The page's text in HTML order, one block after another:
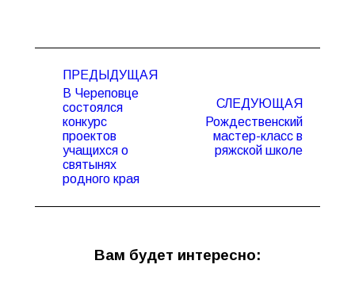
записям
ПРЕДЫДУЩАЯ
Предыдущая
запись:
В Череповце
состоялся
конкурс
проектов
учащихся о
святынях
родного края
СЛЕДУЮЩАЯ
Следующая
запись:
Рождественский
мастер-класс в
ряжской школе
Вам будет интересно: